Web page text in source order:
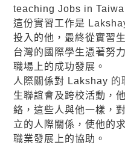
teaching Jobs in
這份實習工作是
投入的他，最終從實習
台灣的國際學生憑著努
職場上的成功發展。
人際關係對 Lakshay 的
生聯誼會及跨校活動，
絡，這些人與他一樣，
立的人際關係，使他的
職業發展上的協助。